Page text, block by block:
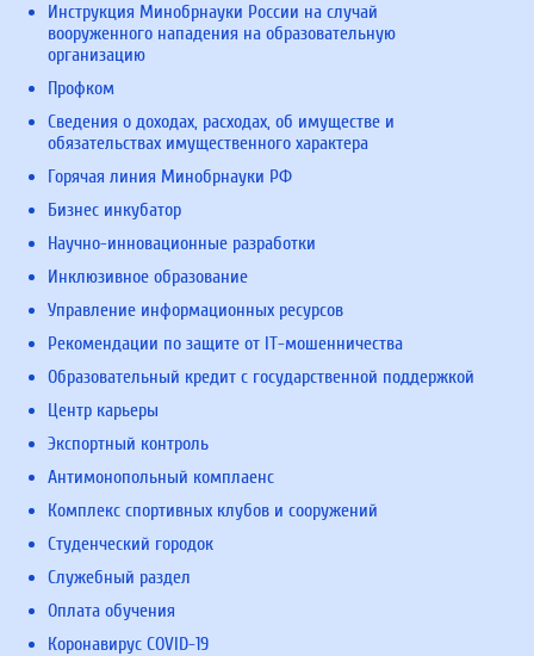
Инструкция Минобрнауки России на случай
вооруженного нападения на образовательную
организацию
Профком
Сведения о доходах, расходах, об имуществе и
обязательствах имущественного характера
Горячая линия Минобрнауки РФ
Бизнес инкубатор
Научно-инновационные разработки
Инклюзивное образование
Управление информационных ресурсов
Рекомендации по защите от IT-мошенничества
Образовательный кредит с государственной поддержкой
Центр карьеры
Экспортный контроль
Антимонопольный комплаенс
Комплекс спортивных клубов и сооружений
Студенческий городок
Служебный раздел
Оплата обучения
Коронавирус COVID-19